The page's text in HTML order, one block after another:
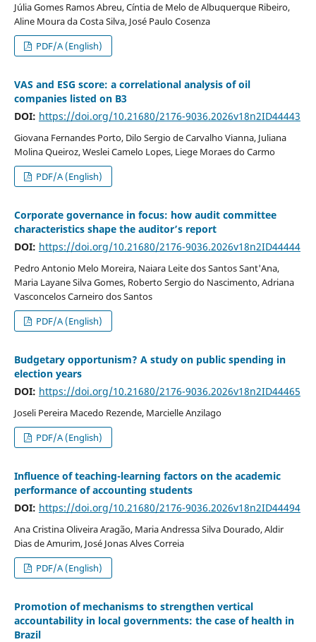
Júlia Gomes Ramos Abreu, Cíntia de Melo de Albuquerque Ribeiro,
Aline Moura da Costa Silva, José Paulo Cosenza
PDF/A (English)
VAS and ESG score: a correlational analysis of oil
companies listed on B3
DOI: https://doi.org/10.21680/2176-9036.2026v18n2ID44443
Giovana Fernandes Porto, Dilo Sergio de Carvalho Vianna, Juliana
Molina Queiroz, Weslei Camelo Lopes, Liege Moraes do Carmo
PDF/A (English)
Corporate governance in focus: how audit committee
characteristics shape the auditor’s report
DOI: https://doi.org/10.21680/2176-9036.2026v18n2ID44444
Pedro Antonio Melo Moreira, Naiara Leite dos Santos Sant'Ana,
Maria Layane Silva Gomes, Roberto Sergio do Nascimento, Adriana
Vasconcelos Carneiro dos Santos
PDF/A (English)
Budgetary opportunism? A study on public spending in
election years
DOI: https://doi.org/10.21680/2176-9036.2026v18n2ID44465
Joseli Pereira Macedo Rezende, Marcielle Anzilago
PDF/A (English)
Influence of teaching-learning factors on the academic
performance of accounting students
DOI: https://doi.org/10.21680/2176-9036.2026v18n2ID44494
Ana Cristina Oliveira Aragão, Maria Andressa Silva Dourado, Aldir
Dias de Amurim, José Jonas Alves Correia
PDF/A (English)
Promotion of mechanisms to strengthen vertical
accountability in local governments: the case of health in
Brazil